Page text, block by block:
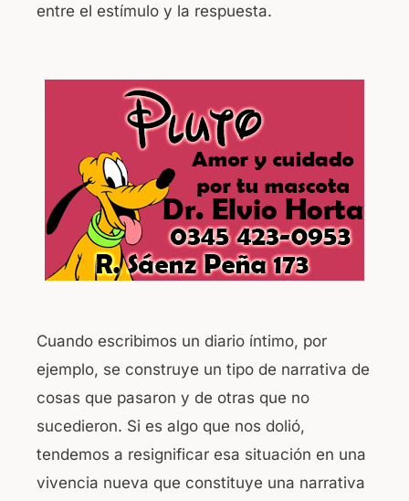
entre el estímulo y la respuesta.
Cuando escribimos un diario íntimo, por
ejemplo, se construye un tipo de narrativa de
cosas que pasaron y de otras que no
sucedieron. Si es algo que nos dolió,
tendemos a resignificar esa situación en una
vivencia nueva que constituye una narrativa